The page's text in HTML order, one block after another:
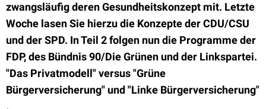
zwangsläufig deren Gesundheitskonzept mit. Letzte
Woche lasen Sie hierzu die Konzepte der CDU/CSU
und der SPD. In Teil 2 folgen nun die Programme der
FDP, des Bündnis 90/Die Grünen und der Linkspartei.
"Das Privatmodell" versus "Grüne
Bürgerversicherung" und "Linke Bürgerversicherung"
.